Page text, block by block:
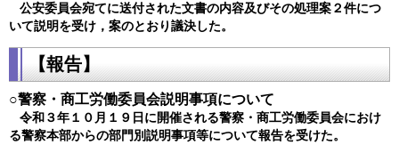
公安委員会宛てに送付された文書の内容及びその処理案２件につ
いて説明を受け，案のとおり議決した。
【報告】
○警察・商工労働委員会説明事項について
令和３年１０月１９日に開催される警察・商工労働委員会におけ
る警察本部からの部門別説明事項等について報告を受けた。